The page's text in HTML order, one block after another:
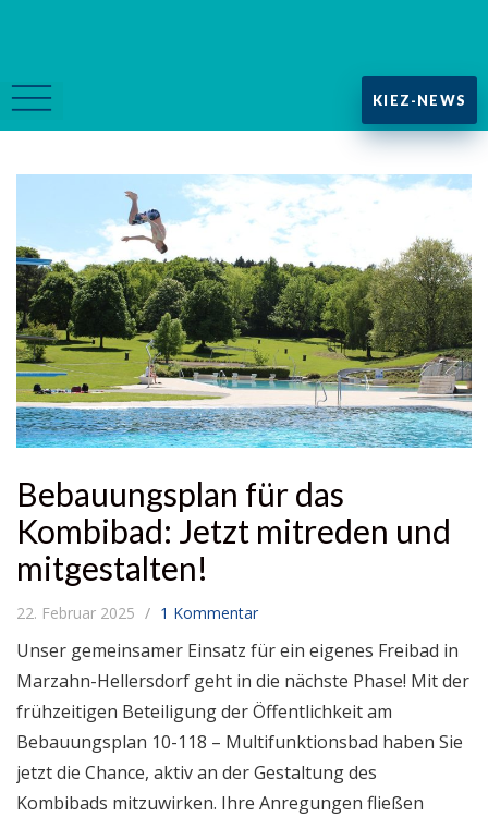
KIEZ-NEWS
Bebauungsplan für das
Kombibad: Jetzt mitreden und
mitgestalten!
22. Februar 2025 1 Kommentar
Unser gemeinsamer Einsatz für ein eigenes Freibad in
Marzahn-Hellersdorf geht in die nächste Phase! Mit der
frühzeitigen Beteiligung der Öffentlichkeit am
Bebauungsplan 10-118 – Multifunktionsbad haben Sie
jetzt die Chance, aktiv an der Gestaltung des
Kombibads mitzuwirken. Ihre Anregungen fließen